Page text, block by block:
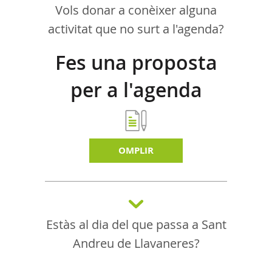
Vols donar a conèixer alguna
activitat que no surt a l'agenda?
Fes una proposta
per a l'agenda
d'activitats
OMPLIR
Estàs al dia del que passa a Sant
Andreu de Llavaneres?